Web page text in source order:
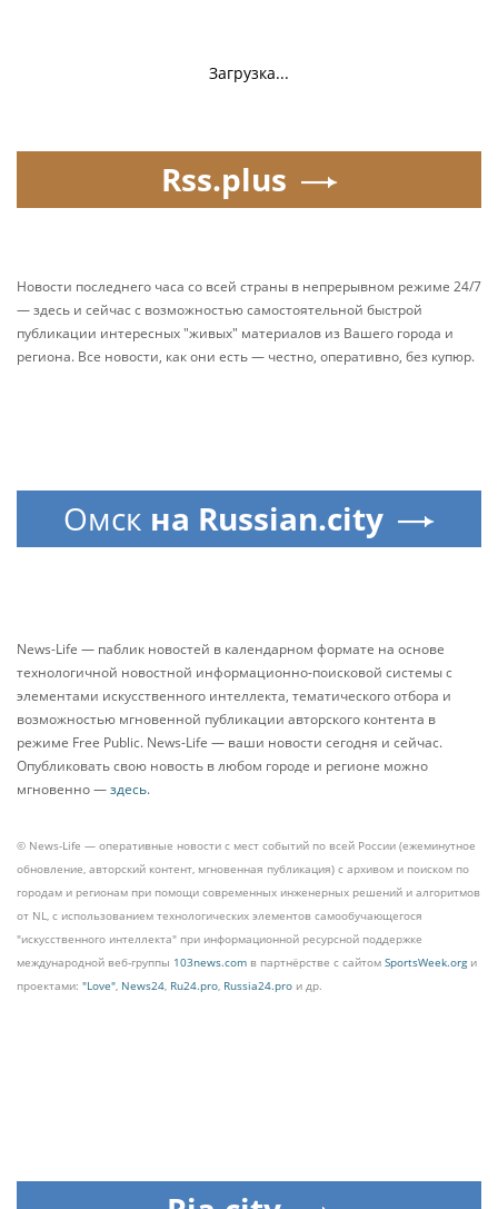
Загрузка...
Rss.plus
Новости последнего часа со всей страны в непрерывном режиме 24/7
— здесь и сейчас с возможностью самостоятельной быстрой
публикации интересных "живых" материалов из Вашего города и
региона. Все новости, как они есть — честно, оперативно, без купюр.
Омск на Russian.city
News-Life — паблик новостей в календарном формате на основе
технологичной новостной информационно-поисковой системы с
элементами искусственного интеллекта, тематического отбора и
возможностью мгновенной публикации авторского контента в
режиме Free Public. News-Life — ваши новости сегодня и сейчас.
Опубликовать свою новость в любом городе и регионе можно
мгновенно —здесь.
© News-Life — оперативные новости с мест событий по всей России (ежеминутное
обновление, авторский контент, мгновенная публикация) с архивом и поиском по
городам и регионам при помощи современных инженерных решений и алгоритмов
от NL, с использованием технологических элементов самообучающегося
"искусственного интеллекта" при информационной ресурсной поддержке
международной веб-группы 103news.com в партнёрстве с сайтом SportsWeek.orgи
проектами: "Love", News24, Ru24.pro, Russia24.pro и др.